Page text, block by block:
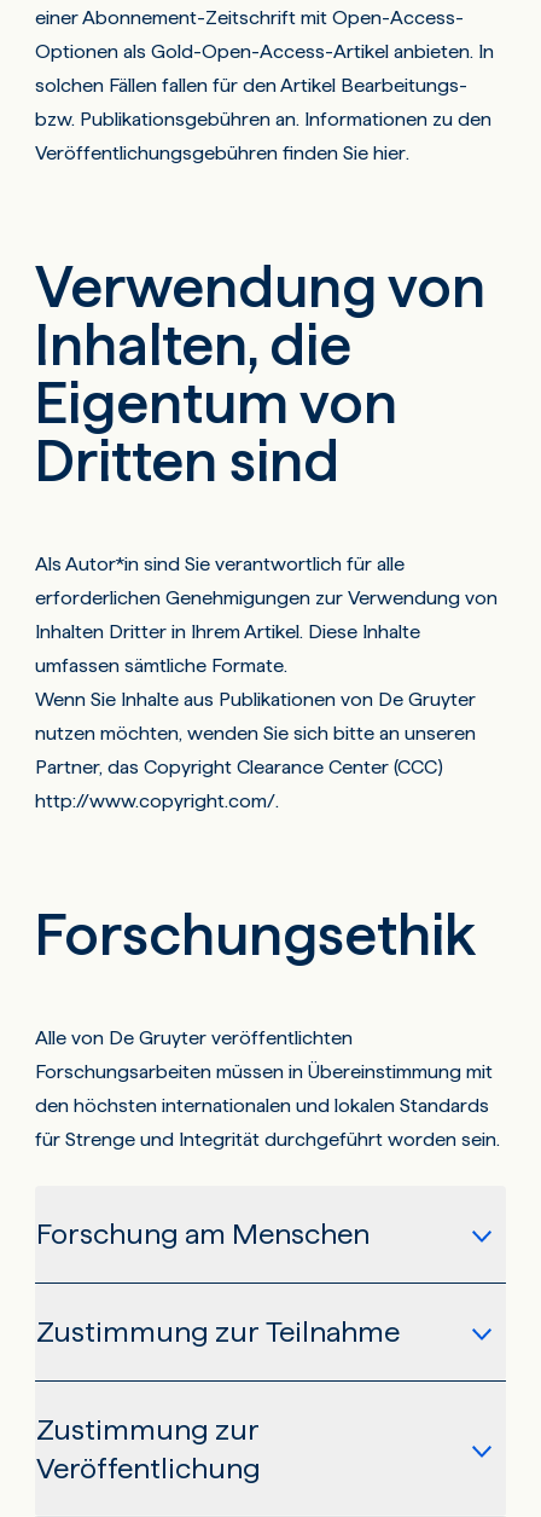
einer Abonnement-Zeitschrift mit Open-Access-
Optionen als Gold-Open-Access-Artikel anbieten. In
solchen Fällen fallen für den Artikel Bearbeitungs-
bzw. Publikationsgebühren an. Informationen zu den
Veröffentlichungsgebühren finden Sie hier.
Verwendung von
Inhalten, die
Eigentum von
Dritten sind
Als Autor*in sind Sie verantwortlich für alle
erforderlichen Genehmigungen zur Verwendung von
Inhalten Dritter in Ihrem Artikel. Diese Inhalte
umfassen sämtliche Formate.
Wenn Sie Inhalte aus Publikationen von De Gruyter
nutzen möchten, wenden Sie sich bitte an unseren
Partner, das Copyright Clearance Center (CCC)
http://www.copyright.com/.
Forschungsethik
Alle von De Gruyter veröffentlichten
Forschungsarbeiten müssen in Übereinstimmung mit
den höchsten internationalen und lokalen Standards
für Strenge und Integrität durchgeführt worden sein.
Forschung am Menschen
Wenn Ihre Arbeit mit Menschen, menschlichem
Deklaration von Helsinki(Declaration of Helsinki)
einhalten.
Zustimmung zur Teilnahme
Vor der Durchführung von Studien, an denen
Menschen teilnehmen, müssen Sie die schriftliche
Zustimmung zur
Veröffentlichung